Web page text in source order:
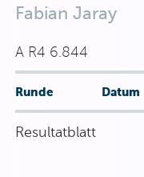
Fabian Jaray
A R4 6.844
Runde Datum
Resultatblatt